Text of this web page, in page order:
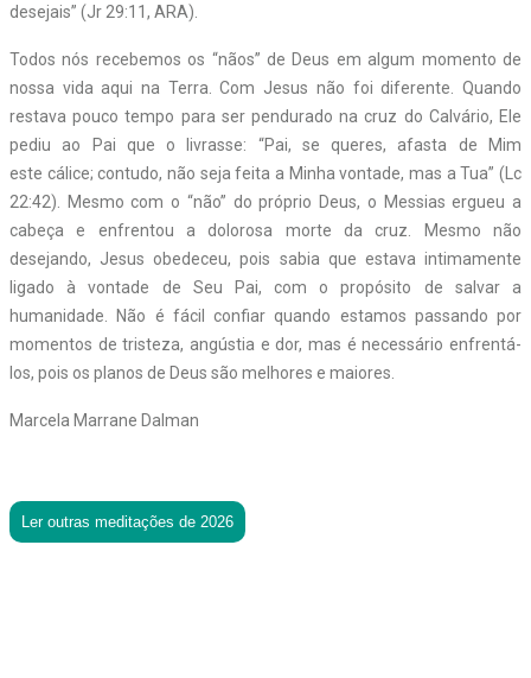
desejais” (Jr 29:11, ARA).
Todos nós recebemos os “nãos” de Deus em algum momento de
nossa vida aqui na Terra. Com Jesus não foi diferente. Quando
restava pouco tempo para ser pendurado na cruz do Calvário, Ele
pediu ao Pai que o livrasse: “Pai, se queres, afasta de Mim
este cálice; contudo, não seja feita a Minha vontade, mas a Tua” (Lc
22:42). Mesmo com o “não” do próprio Deus, o Messias ergueu a
cabeça e enfrentou a dolorosa morte da cruz. Mesmo não
desejando, Jesus obedeceu, pois sabia que estava intimamente
ligado à vontade de Seu Pai, com o propósito de salvar a
humanidade. Não é fácil confiar quando estamos passando por
momentos de tristeza, angústia e dor, mas é necessário enfrentá-
los, pois os planos de Deus são melhores e maiores.
Marcela Marrane Dalman
Ler outras meditações de 2026